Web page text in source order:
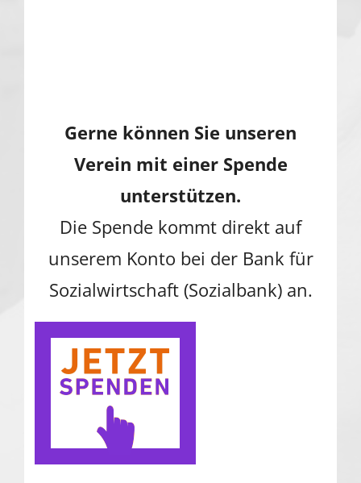
Gerne können Sie unseren
Verein mit einer Spende
unterstützen.
Die Spende kommt direkt auf
unserem Konto bei der Bank für
Sozialwirtschaft (Sozialbank) an.